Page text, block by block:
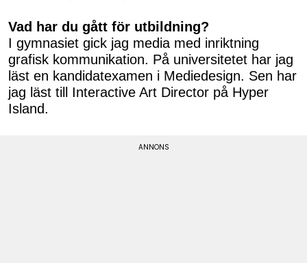
Vad har du gått för utbildning?
I gymnasiet gick jag media med inriktning
grafisk kommunikation. På universitetet har jag
läst en kandidatexamen i Mediedesign. Sen har
jag läst till Interactive Art Director på Hyper
Island.